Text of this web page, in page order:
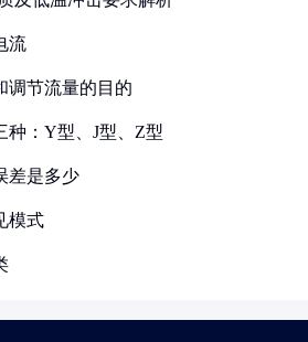
流
调节流量的目的
种：Y型、J型、Z型
差是多少
模式